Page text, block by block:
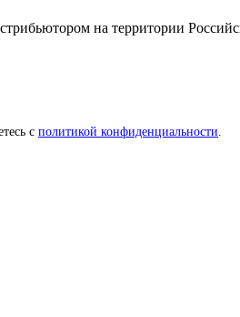
на территории
с политикой конфиденциальности